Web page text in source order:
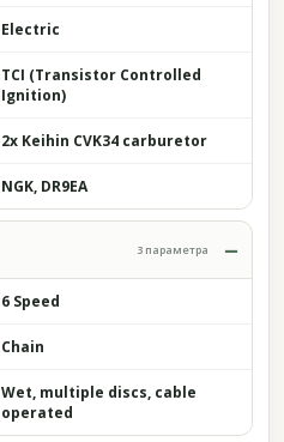
Electric
TCI (Transistor Controlled
Ignition)
2x Keihin CVK34 carburetor
NGK, DR9EA
3 параметра
6 Speed
Chain
Wet, multiple discs, cable
operated